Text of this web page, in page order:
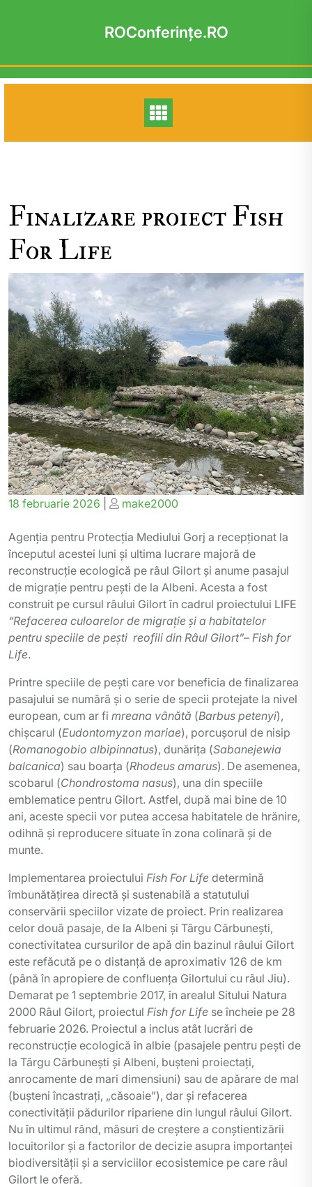
ROConferinţe.RO
Finalizare proiect Fish
For Life
Posted
18 februarie 2026
Posted
make2000
Agenția pentru Protecția Mediului Gorj a recepționat la
începutul acestei luni și ultima lucrare majoră de
reconstrucție ecologică pe râul Gilort și anume pasajul
de migrație pentru pești de la Albeni. Acesta a fost
construit pe cursul râului Gilort în cadrul proiectului LIFE
“Refacerea culoarelor de migraţie şi a habitatelor
pentru speciile de peşti reofili din Râul Gilort”– Fish for
Life.
Printre speciile de pești care vor beneficia de finalizarea
pasajului se numără și o serie de specii protejate la nivel
european, cum ar fi mreana vânătă (Barbus petenyi),
chișcarul (Eudontomyzon mariae), porcușorul de nisip
(Romanogobio albipinnatus), dunărița (Sabanejewia
balcanica) sau boarța (Rhodeus amarus). De asemenea,
scobarul (Chondrostoma nasus), una din speciile
emblematice pentru Gilort. Astfel, după mai bine de 10
ani, aceste specii vor putea accesa habitatele de hrănire,
odihnă și reproducere situate în zona colinară și de
munte.
Implementarea proiectului Fish For Life determină
îmbunătățirea directă și sustenabilă a statutului
conservării speciilor vizate de proiect. Prin realizarea
celor două pasaje, de la Albeni și Târgu Cărbunești,
conectivitatea cursurilor de apă din bazinul râului Gilort
este refăcută pe o distanță de aproximativ 126 de km
(până în apropiere de confluența Gilortului cu râul Jiu).
Demarat pe 1 septembrie 2017, în arealul Sitului Natura
2000 Râul Gilort, proiectul Fish for Life se încheie pe 28
februarie 2026. Proiectul a inclus atât lucrări de
reconstrucție ecologică în albie (pasajele pentru pești de
la Târgu Cărbunești și Albeni, bușteni proiectați,
anrocamente de mari dimensiuni) sau de apărare de mal
(bușteni încastrați, „căsoaie”), dar și refacerea
conectivității pădurilor ripariene din lungul râului Gilort.
Nu în ultimul rând, măsuri de creștere a conștientizării
locuitorilor și a factorilor de decizie asupra importanței
biodiversității și a serviciilor ecosistemice pe care râul
Gilort le oferă.